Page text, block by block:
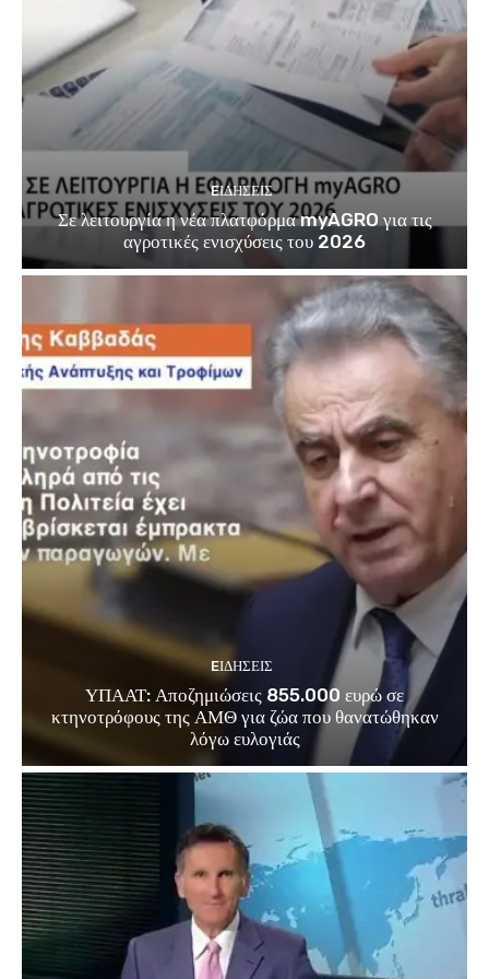
EΙΔΗΣΕΙΣ
Σε λειτουργία η νέα πλατφόρμα myAGRO για τις
αγροτικές ενισχύσεις του 2026
EΙΔΗΣΕΙΣ
ΥΠΑΑΤ: Αποζημιώσεις 855.000 ευρώ σε
κτηνοτρόφους της ΑΜΘ για ζώα που θανατώθηκαν
λόγω ευλογιάς